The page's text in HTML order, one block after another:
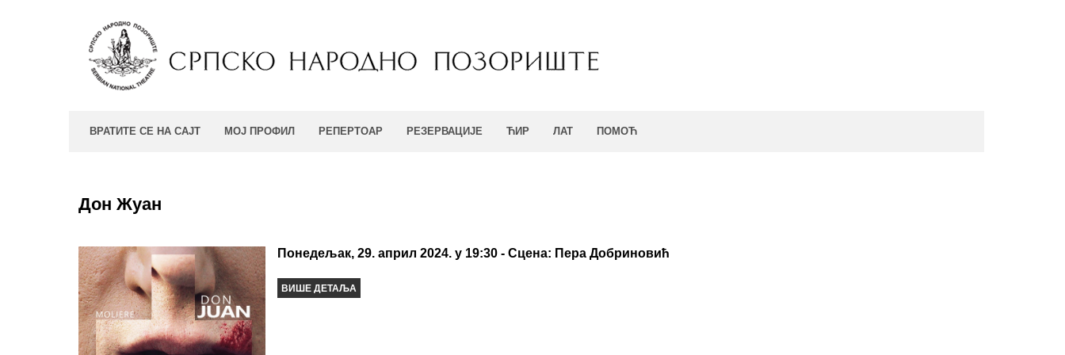
ВРАТИТЕ СЕ НА САЈТ МОЈ ПРОФИЛ РЕПЕРТОАР РЕЗЕРВАЦИЈЕ ЋИР ЛАТ ПОМОЋ
Дон Жуан
Понедељак, 29. април 2024. у 19:30 - Сцена: Пера Добриновић